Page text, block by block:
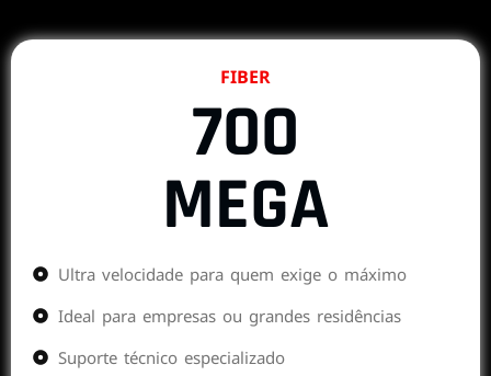
FIBER
700
MEGA
Ultra velocidade para quem exige o máximo
Ideal para empresas ou grandes residências
Suporte técnico especializado